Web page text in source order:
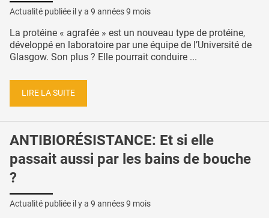
Actualité publiée il y a 9 années 9 mois
La protéine « agrafée » est un nouveau type de protéine,
développé en laboratoire par une équipe de l’Université de
Glasgow. Son plus ? Elle pourrait conduire ...
LIRE LA SUITE
ANTIBIORÉSISTANCE: Et si elle
passait aussi par les bains de bouche
?
Actualité publiée il y a 9 années 9 mois